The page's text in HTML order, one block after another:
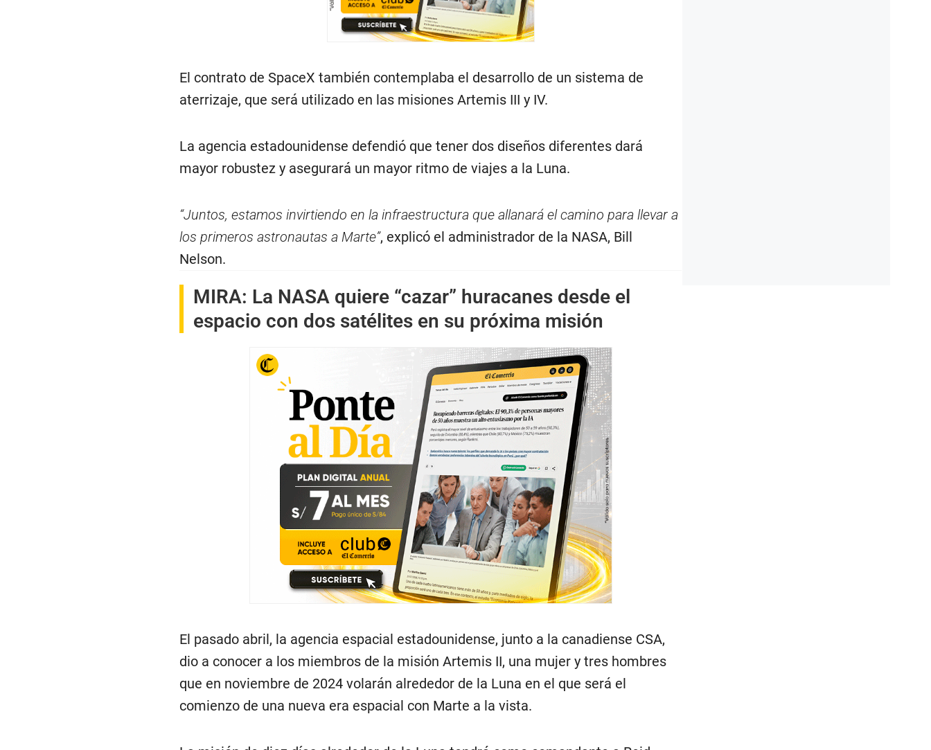
El contrato de SpaceX también contemplaba el desarrollo de un sistema de
aterrizaje, que será utilizado en las misiones Artemis III y IV.
La agencia estadounidense defendió que tener dos diseños diferentes dará
mayor robustez y asegurará un mayor ritmo de viajes a la Luna.
“Juntos, estamos invirtiendo en la infraestructura que allanará el camino para llevar a
los primeros astronautas a Marte”, explicó el administrador de la NASA, Bill
Nelson.
MIRA: La NASA quiere “cazar” huracanes desde el
espacio con dos satélites en su próxima misión
El pasado abril, la agencia espacial estadounidense, junto a la canadiense CSA,
dio a conocer a los miembros de la misión Artemis II, una mujer y tres hombres
que en noviembre de 2024 volarán alrededor de la Luna en el que será el
comienzo de una nueva era espacial con Marte a la vista.